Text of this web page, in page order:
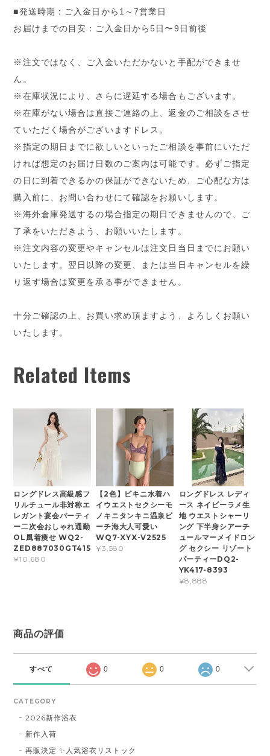
■発送時期：ご入金日から1～7営業日
お届けまでの目安：ご入金日から5日〜9日前後
※注文ではなく、ご入金いただかないと手配ができませ
ん。
※在庫状況により、さらに遅延する場合もございます。
※在庫がない場合は直接ご連絡の上、返金のご相談をさせ
ていただく場合がございますドレス。
※指定の期日までに欲しいといったご相談を事前にいただ
ければ想定のお届け日数のご案内は可能です。必ずご指定
の日に到着できるかの保証ができないため、ご心配な方は
購入前に、お問い合わせにて確認をお願いします。
※海外倉庫発送するの場合指定の期日できませんので、ご
了承をいただきよう、お願いいたします。
※注文内容の変更やキャンセルは注文日当日までにお願い
いたします。翌日以降の変更、または当日キャンセルを繰
り返す場合は変更を承る事ができません。
十分ご確認の上、お買い求め頂ますよう、よろしくお願い
いたします。
Related Items
ロングドレス高級感フ
リルチュール非対称エ
レガント宴会パーティ
ー二次会おしゃれ通勤
OL風着痩せ WQ2-
ZED887030GT415
¥10,680
【2色】ビキニ水着ハ
イウエストセクシーモ
ノキニタンキニ温泉ビ
ーチ海大人可愛い
WQ7-XYX-V2525
¥3,580
ロングドレス レディ
ース ネイビーラメ生
地 ウエストシャーリ
ング 下半身シアーチ
ュールマーメイドロン
グ セクシー リゾート
パーティーDQ2-
YK417-8393
¥8,888
商品の評価
すべて 0 0 0
CATEGORY
2026新作浴衣
新作入荷
再販決定 ✨人気浴衣リストック